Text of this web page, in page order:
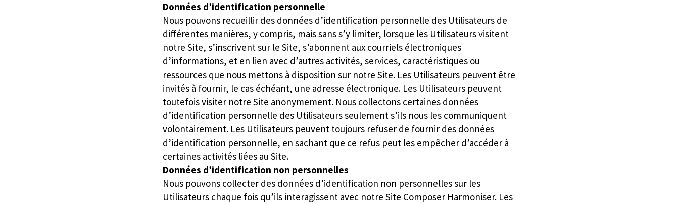
Données d’identification personnelle
Nous pouvons recueillir des données d’identification personnelle des Utilisateurs de
différentes manières, y compris, mais sans s’y limiter, lorsque les Utilisateurs visitent
notre Site, s’inscrivent sur le Site, s’abonnent aux courriels électroniques
d’informations, et en lien avec d’autres activités, services, caractéristiques ou
ressources que nous mettons à disposition sur notre Site. Les Utilisateurs peuvent être
invités à fournir, le cas échéant, une adresse électronique. Les Utilisateurs peuvent
toutefois visiter notre Site anonymement. Nous collectons certaines données
d’identification personnelle des Utilisateurs seulement s’ils nous les communiquent
volontairement. Les Utilisateurs peuvent toujours refuser de fournir des données
d’identification personnelle, en sachant que ce refus peut les empêcher d’accéder à
certaines activités liées au Site.
Données d’identification non personnelles
Nous pouvons collecter des données d’identification non personnelles sur les
Utilisateurs chaque fois qu’ils interagissent avec notre Site Composer Harmoniser. Les